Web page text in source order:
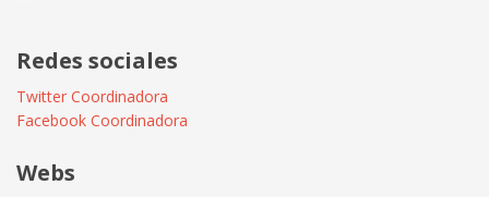
Redes sociales
Twitter Coordinadora
Facebook Coordinadora
Webs